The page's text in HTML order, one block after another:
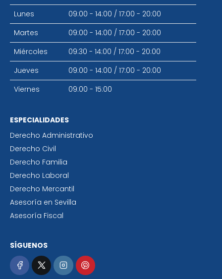
Lunes
09:00 - 14:00 / 17:00 - 20:00
Martes
09:00 - 14:00 / 17:00 - 20:00
Miércoles
09:30 - 14:00 / 17:00 - 20:00
Jueves
09:00 - 14:00 / 17:00 - 20:00
Viernes
09:00 - 15:00
ESPECIALIDADES
Derecho Administrativo
Derecho Civil
Derecho Familia
Derecho Laboral
Derecho Mercantil
Asesoría en Sevilla
Asesoría Fiscal
SÍGUENOS